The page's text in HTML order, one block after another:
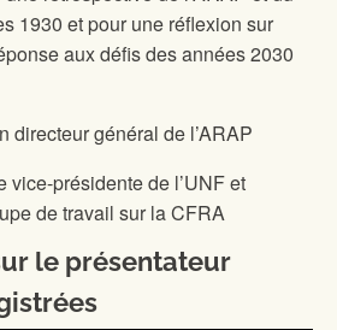
1930 et pour une réflexion sur
aux défis des années 2030
directeur général de l’ARAP
vice-présidente de l’UNF et
de travail sur la CFRA
le présentateur